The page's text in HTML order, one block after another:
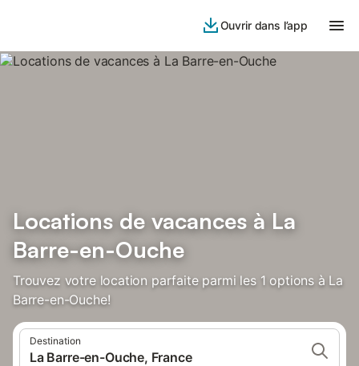
Ouvrir dans l’app
Locations de vacances à La
Barre-en-Ouche
Trouvez votre location parfaite parmi les 1 options à La
Barre-en-Ouche!
Destination
La Barre-en-Ouche, France